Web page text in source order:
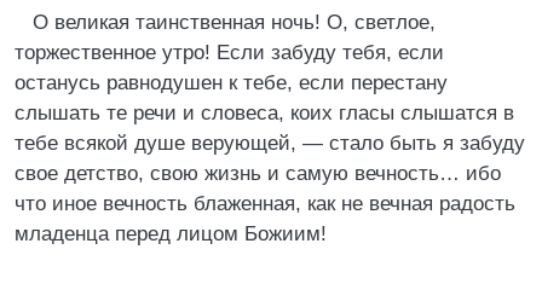
О великая таинственная ночь! О, светлое,
торжественное утро! Если забуду тебя, если
останусь равнодушен к тебе, если перестану
слышать те речи и словеса, коих гласы слышатся в
тебе всякой душе верующей, — стало быть я забуду
свое детство, свою жизнь и самую вечность… ибо
что иное вечность блаженная, как не вечная радость
младенца перед лицом Божиим!